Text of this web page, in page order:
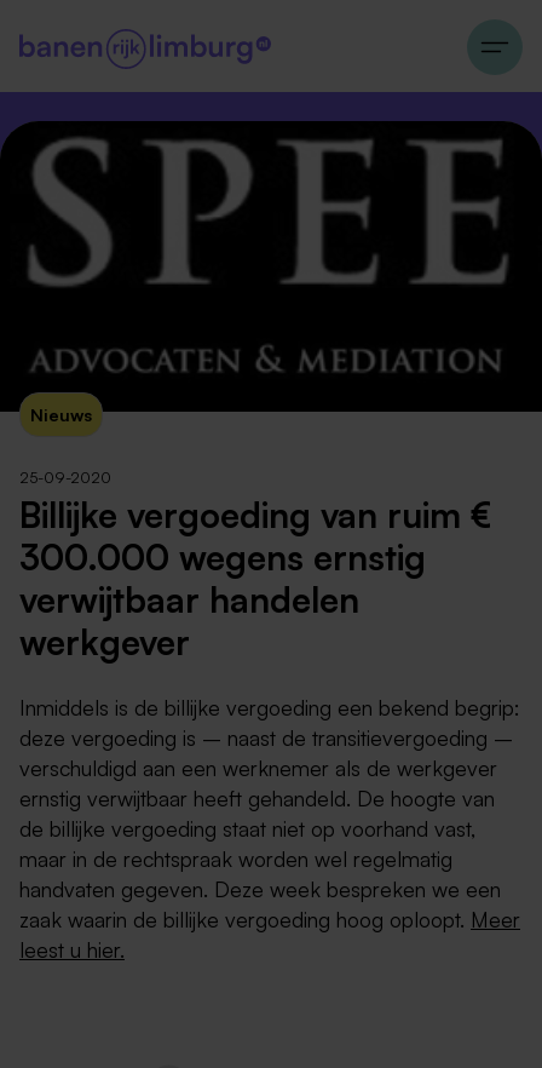
Nieuws
25-09-2020
Billijke vergoeding van ruim €
300.000 wegens ernstig
verwijtbaar handelen
werkgever
Inmiddels is de billijke vergoeding een bekend begrip:
deze vergoeding is – naast de transitievergoeding –
verschuldigd aan een werknemer als de werkgever
ernstig verwijtbaar heeft gehandeld. De hoogte van
de billijke vergoeding staat niet op voorhand vast,
maar in de rechtspraak worden wel regelmatig
handvaten gegeven. Deze week bespreken we een
zaak waarin de billijke vergoeding hoog oploopt. Meer
leest u hier.